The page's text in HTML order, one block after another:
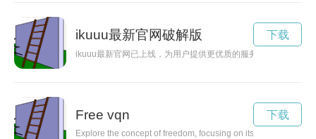
ikuuu最新官网破解版
ikuuu最新官网已上线，为用户提供更优质的服务和体验。
下载
Free vqn
Explore the concept of freedom, focusing on its significance
下载